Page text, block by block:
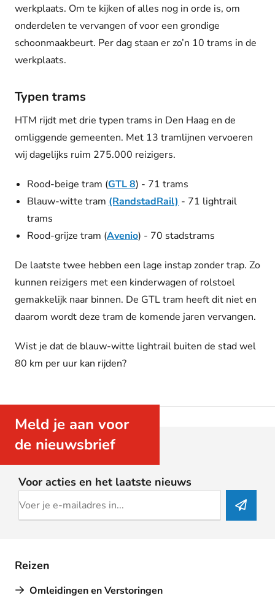
werkplaats. Om te kijken of alles nog in orde is, om
onderdelen te vervangen of voor een grondige
schoonmaakbeurt. Per dag staan er zo’n 10 trams in de
werkplaats.
Typen trams
HTM rijdt met drie typen trams in Den Haag en de
omliggende gemeenten. Met 13 tramlijnen vervoeren
wij dagelijks ruim 275.000 reizigers.
Rood-beige tram (GTL 8) - 71 trams
Blauw-witte tram (RandstadRail) - 71 lightrail
trams
Rood-grijze tram (Avenio) - 70 stadstrams
De laatste twee hebben een lage instap zonder trap. Zo
kunnen reizigers met een kinderwagen of rolstoel
gemakkelijk naar binnen. De GTL tram heeft dit niet en
daarom wordt deze tram de komende jaren vervangen.
Wist je dat de blauw-witte lightrail buiten de stad wel
80 km per uur kan rijden?
Meld je aan voor
de nieuwsbrief
Voor acties en het laatste nieuws
Reizen
Omleidingen en Verstoringen